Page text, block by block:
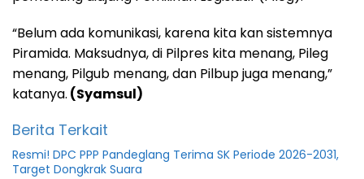
“Belum ada komunikasi, karena kita kan sistemnya
Piramida. Maksudnya, di Pilpres kita menang, Pileg
menang, Pilgub menang, dan Pilbup juga menang,”
katanya. (Syamsul)
Berita Terkait
Resmi! DPC PPP Pandeglang Terima SK Periode 2026-2031,
Target Dongkrak Suara